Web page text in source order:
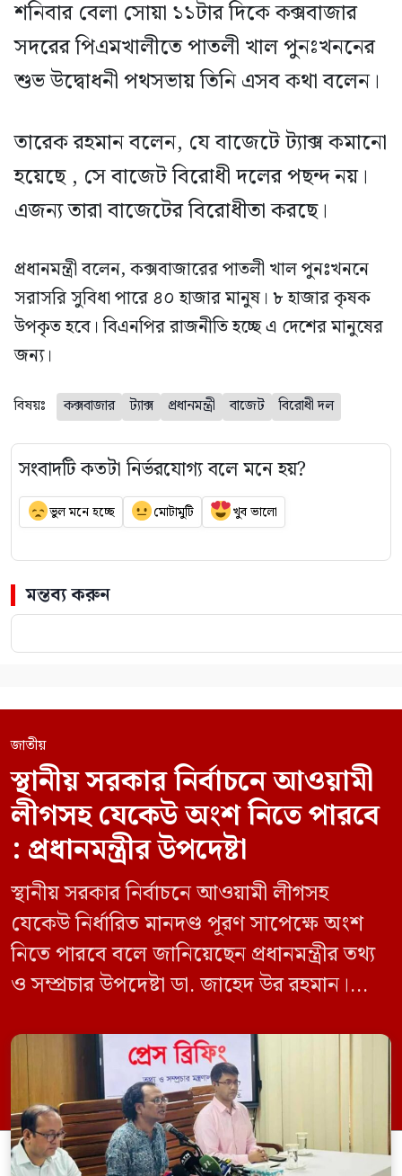
শনিবার বেলা সোয়া ১১টার দিকে কক্সবাজার
সদরের পিএমখালীতে পাতলী খাল পুনঃখননের
শুভ উদ্বোধনী পথসভায় তিনি এসব কথা বলেন।
তারেক রহমান বলেন, যে বাজেটে ট্যাক্স কমানো
হয়েছে , সে বাজেট বিরোধী দলের পছন্দ নয়।
এজন্য তারা বাজেটের বিরোধীতা করছে।
প্রধানমন্ত্রী বলেন, কক্সবাজারের পাতলী খাল পুনঃখননে
সরাসরি সুবিধা পারে ৪০ হাজার মানুষ। ৮ হাজার কৃষক
উপকৃত হবে। বিএনপির রাজনীতি হচ্ছে এ দেশের মানুষের
জন্য।
বিষয়ঃ কক্সবাজার ট্যাক্স প্রধানমন্ত্রী বাজেট বিরোধী দল
সংবাদটি কতটা নির্ভরযোগ্য বলে মনে হয়?
ভুল মনে হচ্ছে মোটামুটি খুব ভালো
মন্তব্য করুন
জাতীয়
স্থানীয় সরকার নির্বাচনে আওয়ামী
লীগসহ যেকেউ অংশ নিতে পারবে
: প্রধানমন্ত্রীর উপদেষ্টা
স্থানীয় সরকার নির্বাচনে আওয়ামী লীগসহ
যেকেউ নির্ধারিত মানদণ্ড পূরণ সাপেক্ষে অংশ
নিতে পারবে বলে জানিয়েছেন প্রধানমন্ত্রীর তথ্য
ও সম্প্রচার উপদেষ্টা ডা. জাহেদ উর রহমান।
সম্মেলন কক্ষে এক প্রেস ব্রিফিংয়ে সাংবাদিকদের
এক প্রশ্নের জবাবে তিনি এ কথা বলেন।